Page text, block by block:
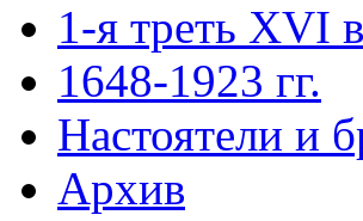
1-я треть XVI
1648-1923 гг.
Настоятели и
Архив